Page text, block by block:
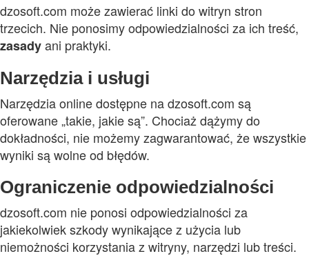
dzosoft.com może zawierać linki do witryn stron
trzecich. Nie ponosimy odpowiedzialności za ich treść,
zasadyani praktyki.
Narzędzia i usługi
Narzędzia online dostępne na dzosoft.com są
oferowane „takie, jakie są”. Chociaż dążymy do
dokładności, nie możemy zagwarantować, że wszystkie
wyniki są wolne od błędów.
Ograniczenie odpowiedzialności
dzosoft.com nie ponosi odpowiedzialności za
jakiekolwiek szkody wynikające z użycia lub
niemożności korzystania z witryny, narzędzi lub treści.